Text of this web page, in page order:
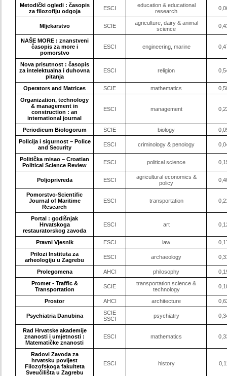
Metodički ogledi : časopis
za filozofiju odgoja
ESCI
education & educational
research
Mljekarstvo SCIE
agriculture, dairy & animal
science
NAŠE MORE : znanstveni
časopis za more i
pomorstvo
ESCI engineering, marine
Nova prisutnost : časopis
za intelektualna i duhovna
pitanja
ESCI religion
Operators and Matrices SCIE mathematics
Organization, technology
& management in
construction : an
international journal
ESCI management
Periodicum Biologorum SCIE biology
Policija i sigurnost – Police
and Security
ESCI criminology & penology
Politička misao – Croatian
Political Science Review
ESCI political science
Poljoprivreda ESCI
agricultural economics &
policy
Pomorstvo-Scientific
Journal of Maritime
Research
ESCI transportation
Portal : godišnjak
Hrvatskoga
restauratorskog zavoda
ESCI art
Pravni Vjesnik ESCI law
Prilozi Instituta za
arheologiju u Zagrebu
ESCI archaeology
Prolegomena AHCI philosophy
Promet - Traffic &
Transportation
SCIE
transportation science &
technology
Prostor AHCI architecture
Psychiatria Danubina
SCIE
SSCI
psychiatry
Rad Hrvatske akademije
znanosti i umjetnosti :
Matematičke znanosti
ESCI mathematics
Radovi Zavoda za
hrvatsku povijest
Filozofskoga fakulteta
Sveučilišta u Zagrebu
ESCI history